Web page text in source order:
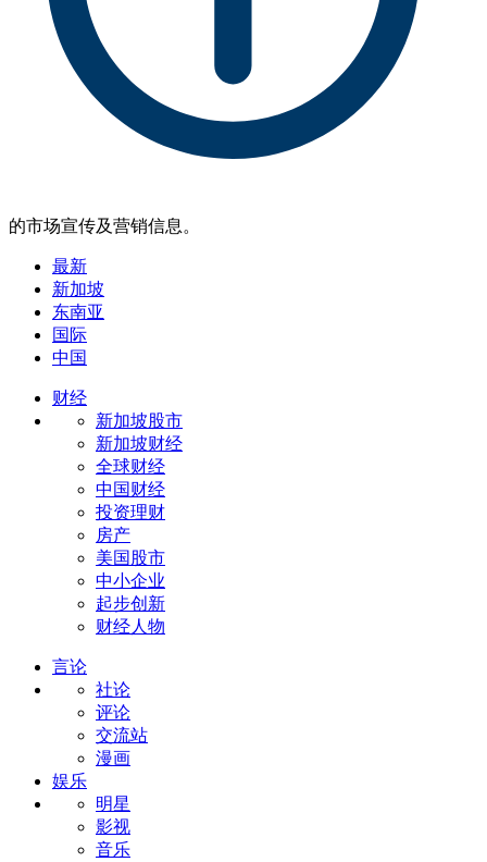
的市场宣传及营销信息。
最新
新加坡
东南亚
国际
中国
财经
新加坡股市
新加坡财经
全球财经
中国财经
投资理财
房产
美国股市
中小企业
起步创新
财经人物
言论
社论
评论
交流站
漫画
娱乐
明星
影视
音乐